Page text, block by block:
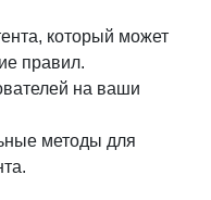
который может
правил.
на ваши
методы для